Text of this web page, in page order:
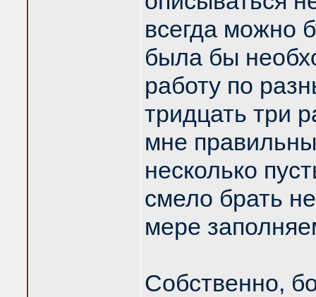
всегда можно
была бы
работу по
тридцать три
мне
несколько
смело брать
мере
Собственно,